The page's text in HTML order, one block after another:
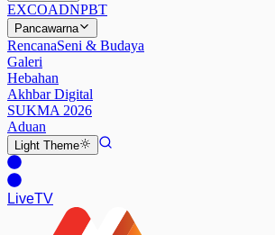
EXCOADNPBT
Pancawarna
RencanaSeni & Budaya
Galeri
Hebahan
Akhbar Digital
SUKMA 2026
Aduan
Light Theme
LiveTV